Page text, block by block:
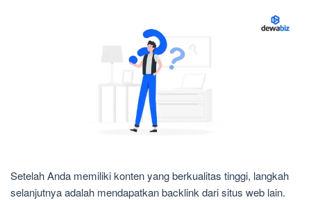
Setelah Anda memiliki konten yang berkualitas tinggi, langkah
selanjutnya adalah mendapatkan backlink dari situs web lain.